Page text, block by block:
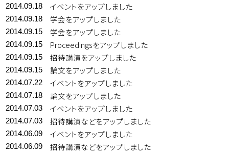
2014.09.18 イベントをアップしました
2014.09.18 学会をアップしました
2014.09.15 学会をアップしました
2014.09.15 Proceedingsをアップしました
2014.09.15 招待講演をアップしました
2014.09.15 論文をアップしました
2014.07.22 イベントをアップしました
2014.07.18 論文をアップしました
2014.07.03 イベントをアップしました
2014.07.03 招待講演などをアップしました
2014.06.09 イベントをアップしました
2014.06.09 招待講演などをアップしました